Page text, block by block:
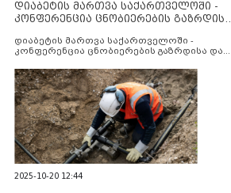
დიაბეტის მართვა საქართველოში -
კონფერენცია ცნობიერების გაზრდისა
დიაბეტის მართვა საქართველოში -
კონფერენცია ცნობიერების გაზრდისა და
2025-10-20 12:44